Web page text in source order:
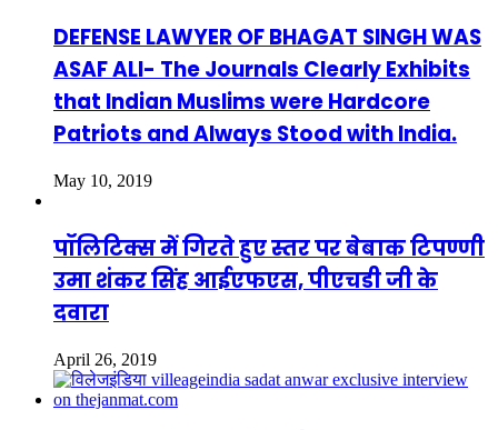
DEFENSE LAWYER OF BHAGAT SINGH WAS
ASAF ALI- The Journals Clearly Exhibits
that Indian Muslims were Hardcore
Patriots and Always Stood with India.
May 10, 2019
पॉलिटिक्स में गिरते हुए स्तर पर बेबाक टिपण्णी
उमा शंकर सिंह आईएफएस, पीएचडी जी के
दवारा
April 26, 2019